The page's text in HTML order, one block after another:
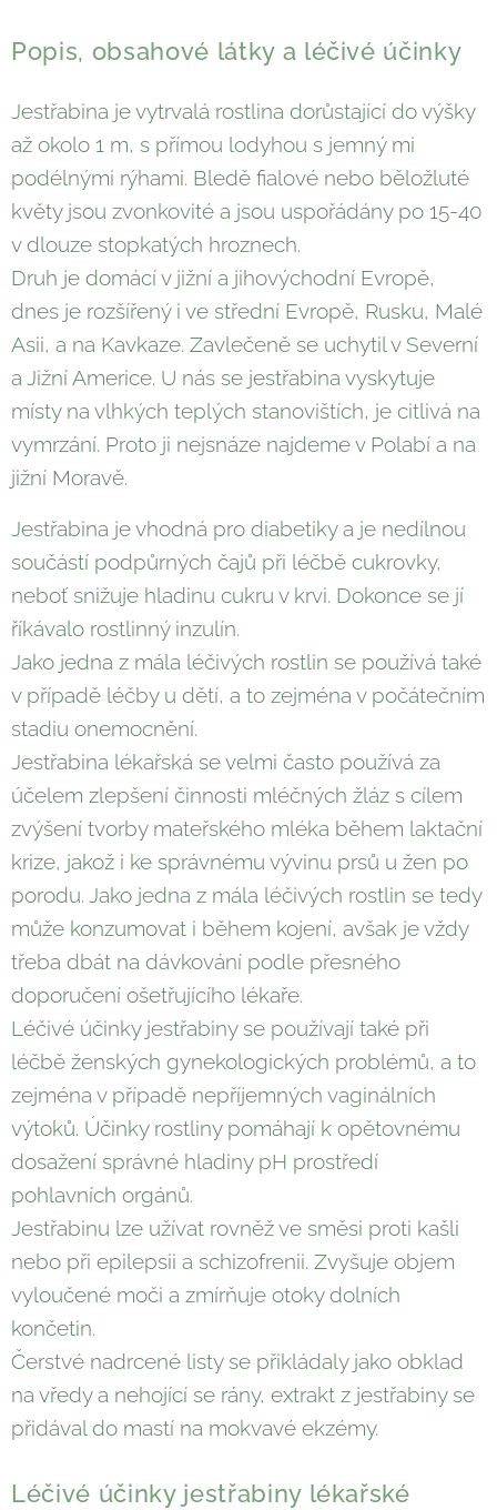
Popis, obsahové látky a léčivé účinky
Jestřabina je vytrvalá rostlina dorůstající do výšky
až okolo 1 m, s přímou lodyhou s jemný mi
podélnými rýhami. Bledě fialové nebo běložluté
květy jsou zvonkovité a jsou uspořádány po 15-40
v dlouze stopkatých hroznech.
Druh je domácí v jižní a jihovýchodní Evropě,
dnes je rozšířený i ve střední Evropě, Rusku, Malé
Asii, a na Kavkaze. Zavlečeně se uchytil v Severní
a Jižní Americe. U nás se jestřabina vyskytuje
místy na vlhkých teplých stanovištích, je citlivá na
vymrzání. Proto ji nejsnáze najdeme v Polabí a na
jižní Moravě.
Jestřabina je vhodná pro diabetiky a je nedílnou
součástí podpůrných čajů při léčbě cukrovky,
neboť snižuje hladinu cukru v krvi. Dokonce se jí
říkávalo rostlinný inzulín.
Jako jedna z mála léčivých rostlin se používá také
v případě léčby u dětí, a to zejména v počátečním
stadiu onemocnění.
Jestřabina lékařská se velmi často používá za
účelem zlepšení činnosti mléčných žláz s cílem
zvýšení tvorby mateřského mléka během laktační
krize, jakož i ke správnému vývinu prsů u žen po
porodu. Jako jedna z mála léčivých rostlin se tedy
může konzumovat i během kojení, avšak je vždy
třeba dbát na dávkování podle přesného
doporučení ošetřujícího lékaře.
Léčivé účinky jestřabiny se používají také při
léčbě ženských gynekologických problémů, a to
zejména v případě nepříjemných vaginálních
výtoků. Účinky rostliny pomáhají k opětovnému
dosažení správné hladiny pH prostředí
pohlavních orgánů.
Jestřabinu lze užívat rovněž ve směsi proti kašli
nebo při epilepsii a schizofrenii. Zvyšuje objem
vyloučené moči a zmírňuje otoky dolních
končetin.
Čerstvé nadrcené listy se přikládaly jako obklad
na vředy a nehojící se rány, extrakt z jestřabiny se
přidával do mastí na mokvavé ekzémy.
Léčivé účinky jestřabiny lékařské